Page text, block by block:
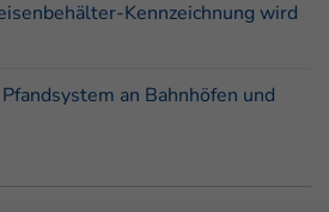
Kennzeichnung wird
an Bahnhöfen und